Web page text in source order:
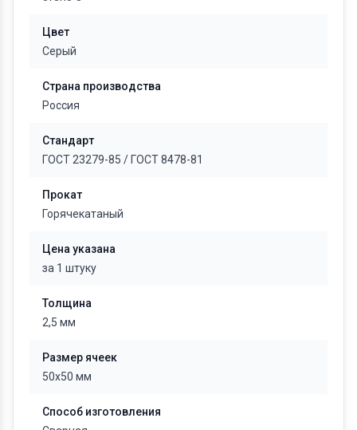
Цвет
Серый
Страна производства
Россия
Стандарт
ГОСТ 23279-85 / ГОСТ 8478-81
Прокат
Горячекатаный
Цена указана
за 1 штуку
Толщина
2,5 мм
Размер ячеек
50х50 мм
Способ изготовления